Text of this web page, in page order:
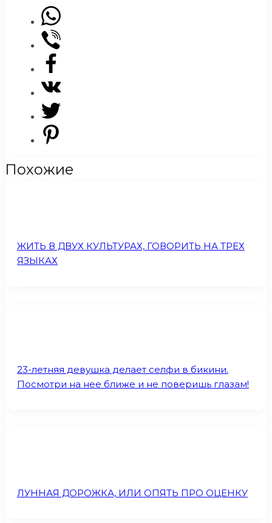
Похожие
ЖИТЬ В ДВУХ КУЛЬТУРАХ, ГОВОРИТЬ НА ТРЕХ
ЯЗЫКАХ
23-летняя девушка делает селфи в бикини.
Посмотри на нее ближе и не поверишь глазам!
ЛУННАЯ ДОРОЖКА, ИЛИ ОПЯТЬ ПРО ОЦЕНКУ